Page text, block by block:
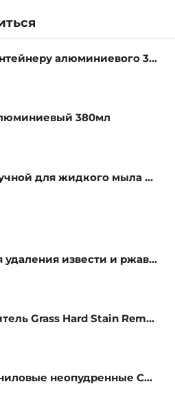
Крышка к контейнеру алюминиевого 380мл
380мл
Диспенсер ручной для жидкого мыла Grass IT-0638, черный
Средство для удаления извести и ржавчины Grass Gloss-Gel, 500мл
Пятновыводитель Grass Hard Stain Remover, 600мл
Перчатки виниловые неопудренные CTP-BS, размер S